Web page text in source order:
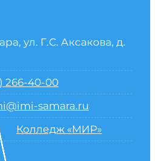
ул. Г.С. Аксакова, д.
266-40-00
samara.ru
Колледж «МИР»